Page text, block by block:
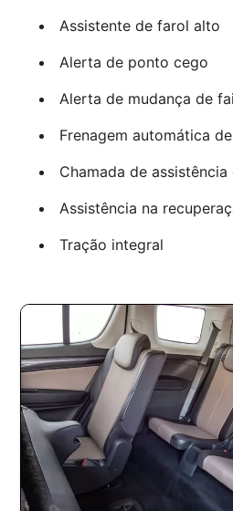
Assistente de farol alto
Alerta de ponto cego
Alerta de mudança de
Frenagem automática
Chamada de
Assistência na
Tração integral